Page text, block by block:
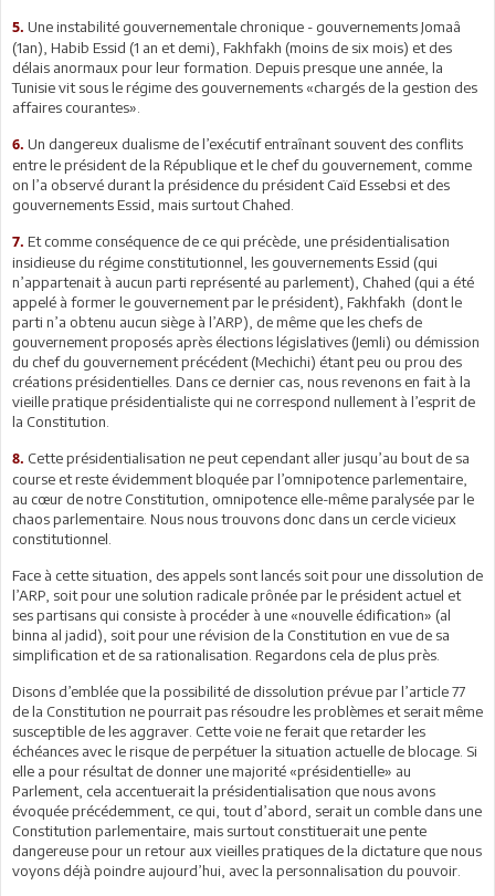
5. Une instabilité gouvernementale chronique - gouvernements Jomaâ
(1an), Habib Essid (1 an et demi), Fakhfakh (moins de six mois) et des
délais anormaux pour leur formation. Depuis presque une année, la
Tunisie vit sous le régime des gouvernements «chargés de la gestion des
affaires courantes».
6. Un dangereux dualisme de l’exécutif entraînant souvent des conflits
entre le président de la République et le chef du gouvernement, comme
on l’a observé durant la présidence du président Caïd Essebsi et des
gouvernements Essid, mais surtout Chahed.
7. Et comme conséquence de ce qui précède, une présidentialisation
insidieuse du régime constitutionnel, les gouvernements Essid (qui
n’appartenait à aucun parti représenté au parlement), Chahed (qui a été
appelé à former le gouvernement par le président), Fakhfakh (dont le
parti n’a obtenu aucun siège à l’ARP), de même que les chefs de
gouvernement proposés après élections législatives (Jemli) ou démission
du chef du gouvernement précédent (Mechichi) étant peu ou prou des
créations présidentielles. Dans ce dernier cas, nous revenons en fait à la
vieille pratique présidentialiste qui ne correspond nullement à l’esprit de
la Constitution.
8. Cette présidentialisation ne peut cependant aller jusqu’au bout de sa
course et reste évidemment bloquée par l’omnipotence parlementaire,
au cœur de notre Constitution, omnipotence elle-même paralysée par le
chaos parlementaire. Nous nous trouvons donc dans un cercle vicieux
constitutionnel.
Face à cette situation, des appels sont lancés soit pour une dissolution de
l’ARP, soit pour une solution radicale prônée par le président actuel et
ses partisans qui consiste à procéder à une «nouvelle édification» (al
binna al jadid), soit pour une révision de la Constitution en vue de sa
simplification et de sa rationalisation. Regardons cela de plus près.
Disons d’emblée que la possibilité de dissolution prévue par l’article 77
de la Constitution ne pourrait pas résoudre les problèmes et serait même
susceptible de les aggraver. Cette voie ne ferait que retarder les
échéances avec le risque de perpétuer la situation actuelle de blocage. Si
elle a pour résultat de donner une majorité «présidentielle» au
Parlement, cela accentuerait la présidentialisation que nous avons
évoquée précédemment, ce qui, tout d’abord, serait un comble dans une
Constitution parlementaire, mais surtout constituerait une pente
dangereuse pour un retour aux vieilles pratiques de la dictature que nous
voyons déjà poindre aujourd’hui, avec la personnalisation du pouvoir.